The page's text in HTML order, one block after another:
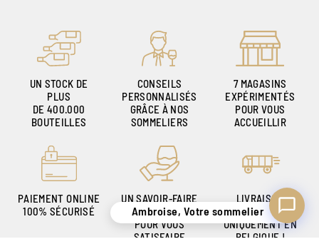
UN STOCK DE
PLUS
DE 400.000
BOUTEILLES
CONSEILS
PERSONNALISÉS
GRÂCE À NOS
SOMMELIERS
7 MAGASINS
EXPÉRIMENTÉS
POUR VOUS
ACCUEILLIR
PAIEMENT ONLINE
100% SÉCURISÉ
UN SAVOIR-FAIRE
DE + DE 140 ANS
POUR VOUS
SATISFAIRE
LIVRAISON
SÉCURISÉE
UNIQUEMENT EN
BELGIQUE !
Ambroise, Votre sommelier